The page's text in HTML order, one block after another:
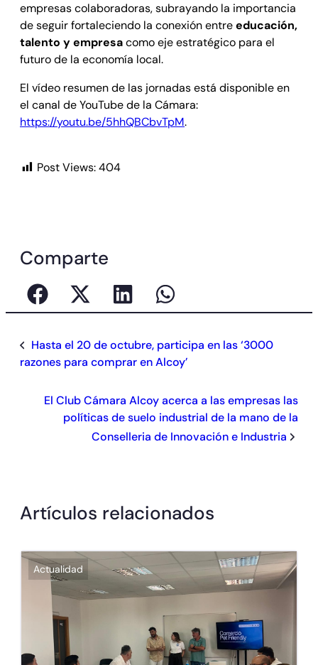
empresas colaboradoras, subrayando la importancia
de seguir fortaleciendo la conexión entreeducación,
talento y empresacomo eje estratégico para el
futuro de la economía local.
El vídeo resumen de las jornadas está disponible en
el canal de YouTube de la Cámara:
https://youtu.be/5hhQBCbvTpM.
Post Views:404
Comparte
Hasta el 20 de octubre, participa en las ‘3000
razones para comprar en Alcoy’
El Club Cámara Alcoy acerca a las empresas las
políticas de suelo industrial de la mano de la
Conselleria de Innovación e Industria
Artículos relacionados
Actualidad